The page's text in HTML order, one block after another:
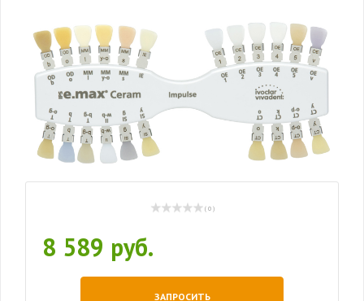
( 0 )
8 589 руб.
ЗАПРОСИТЬ